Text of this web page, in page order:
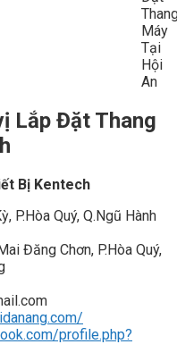
Lắp Đặt Thang
Bị Kentech
P.Hòa Quý, Q.Ngũ Hành
Đăng Chơn, P.Hòa Quý,
profile.php?